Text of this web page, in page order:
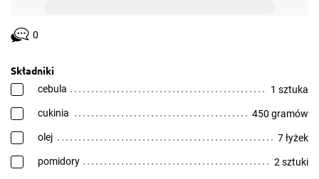
0
Składniki
cebula 1 sztuka
cukinia 450 gramów
olej 7 łyżek
pomidory 2 sztuki